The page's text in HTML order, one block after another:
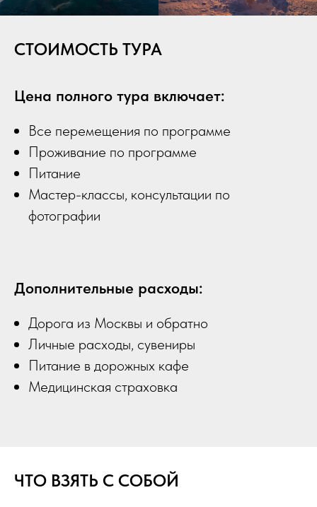
СТОИМОСТЬ ТУРА
Цена полного тура включает:
Все перемещения по программе
Проживание по программе
Питание
Мастер-классы, консультации по
фотографии
Дополнительные расходы:
Дорога из Москвы и обратно
Личные расходы, сувениры
Питание в дорожных кафе
Медицинская страховка
ЧТО ВЗЯТЬ С СОБОЙ